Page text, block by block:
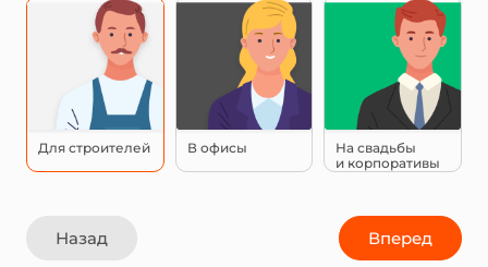
Для строителей В офисы
На свадьбы
и корпоративы
Назад Вперед